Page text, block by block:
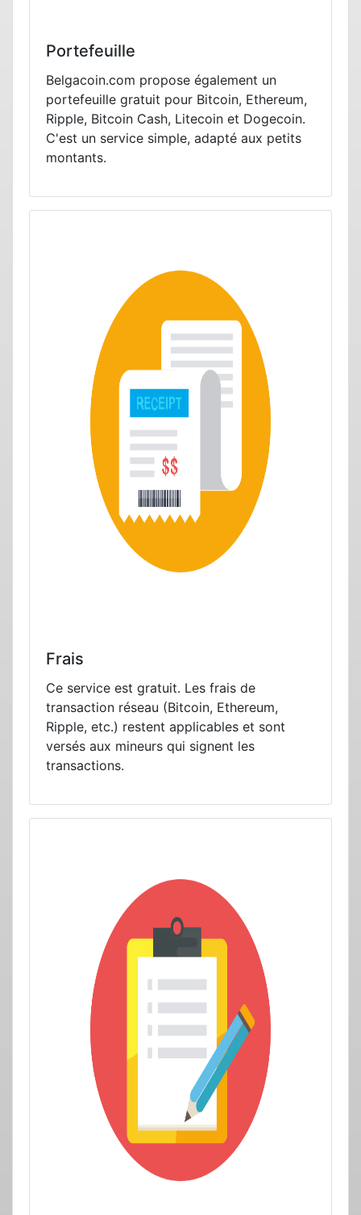
Portefeuille
Belgacoin.com propose également un
portefeuille gratuit pour Bitcoin, Ethereum,
Ripple, Bitcoin Cash, Litecoin et Dogecoin.
C'est un service simple, adapté aux petits
montants.
Frais
Ce service est gratuit. Les frais de
transaction réseau (Bitcoin, Ethereum,
Ripple, etc.) restent applicables et sont
versés aux mineurs qui signent les
transactions.